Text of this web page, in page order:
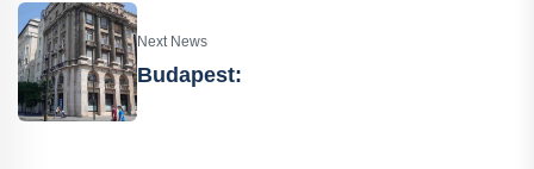
Next News
Budapest: